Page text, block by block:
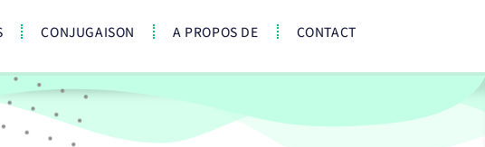
CONJUGAISON A PROPOS DE CONTACT